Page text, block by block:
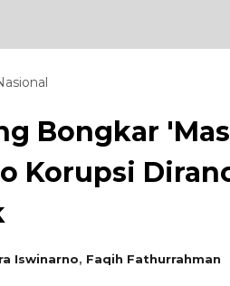
Bongkar
Korupsi
Iswinarno, Faqih Fathurrahman